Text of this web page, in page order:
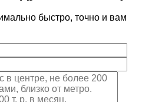
быстро, точно и вам